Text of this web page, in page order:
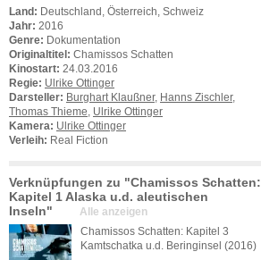
Land: Deutschland, Österreich, Schweiz
Jahr: 2016
Genre: Dokumentation
Originaltitel: Chamissos Schatten
Kinostart: 24.03.2016
Regie: Ulrike Ottinger
Darsteller: Burghart Klaußner, Hanns Zischler,
Thomas Thieme
Ulrike Ottinger
Kamera: Ulrike Ottinger
Verleih: Real Fiction
Verknüpfungen zu "Chamissos Schatten:
Kapitel 1 Alaska u.d. aleutischen
Inseln"
Alle anzeigen
Chamissos Schatten: Kapitel 3
Kamtschatka u.d. Beringinsel (2016)